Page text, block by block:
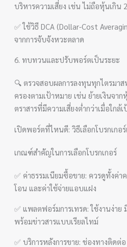
บริหารความเสี่ยง เช่น ไม่ถือหุ้นเกิ
✅ ใช้วิธี DCA (Dollar-Cost
จากการจับจังหวะตลาด
6. ทบทวนและปรับพอร์ตเป็นระยะ
🔍 ตรวจสอบผลการลงทุนทุกไตรมา
ครองตามเป้าหมาย เช่น ย้ายเงินจาก
ตราสารที่มีความเสี่ยงต่ำกว่าเมื่อใกล้
เปิดพอร์ตที่ไหนดี: วิธีเลือกโบรกเกอ
เกณฑ์สำคัญในการเลือกโบรกเกอร์
✅ ค่าธรรมเนียมซื้อขาย: ควรดูทั้งค่
โอน และค่าใช้จ่ายแอบแฝง
✅ แพลตฟอร์มการเทรด: ใช้งานง่า
พร้อมข่าวสารแบบเรียลไทม์
✅ บริการหลังการขาย: ช่องทางติด